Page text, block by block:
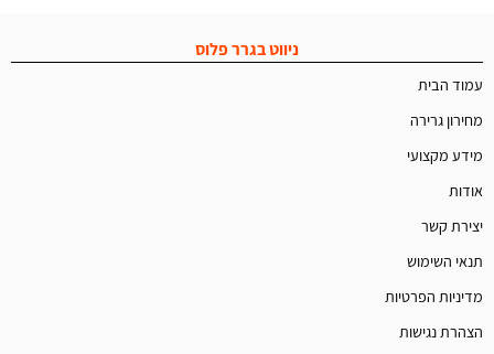
ניווט בגרר פלוס
עמוד הבית
מחירון גרירה
מידע מקצועי
אודות
יצירת קשר
תנאי השימוש
מדיניות הפרטיות
הצהרת נגישות